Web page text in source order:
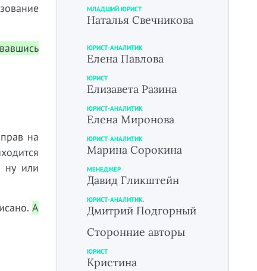
на
ну или
А
МЛАДШИЙ ЮРИСТ
Наталья Свечникова
ЮРИСТ-АНАЛИТИК
Елена Павлова
ЮРИСТ
Елизавета Разина
ЮРИСТ-АНАЛИТИК
Елена Миронова
ЮРИСТ-АНАЛИТИК
Марина Сорокина
МЕНЕДЖЕР
Давид Гликштейн
ЮРИСТ-АНАЛИТИК.
Дмитрий Подгорный
Сторонние авторы
ЮРИСТ
Кристина